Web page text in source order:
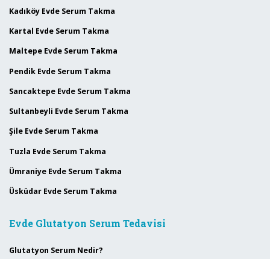
Kadıköy Evde Serum Takma
Kartal Evde Serum Takma
Maltepe Evde Serum Takma
Pendik Evde Serum Takma
Sancaktepe Evde Serum Takma
Sultanbeyli Evde Serum Takma
Şile Evde Serum Takma
Tuzla Evde Serum Takma
Ümraniye Evde Serum Takma
Üsküdar Evde Serum Takma
Evde Glutatyon Serum Tedavisi
Glutatyon Serum Nedir?